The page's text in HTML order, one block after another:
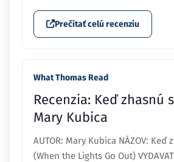
Prečítať celú recenziu
What Thomas Read
Recenzia: Keď zhasnú
Mary Kubica
AUTOR: Mary Kubica NÁZOV: Keď
(When the Lights Go Out)